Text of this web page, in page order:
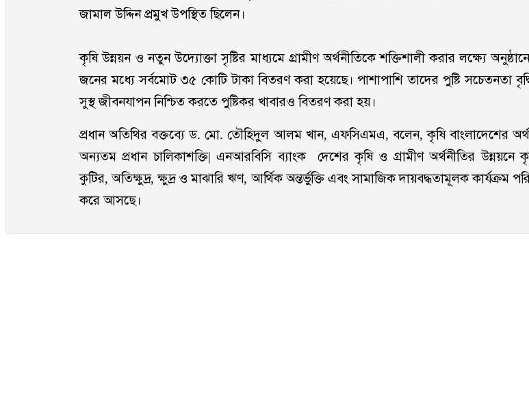
জামাল উদ্দিন প্রমুখ উপস্থিত ছিলেন।
কৃষি উন্নয়ন ও নতুন উদ্যোক্তা সৃষ্টির মাধ্যমে গ্রামীণ অর্থনীতিকে শক্তিশালী করার লক্ষ্যে
জনের মধ্যে সর্বমোট ৩৫ কোটি টাকা বিতরণ করা হয়েছে। পাশাপাশি তাদের পুষ্টি সচেতনতা
সুস্থ জীবনযাপন নিশ্চিত করতে পুষ্টিকর খাবারও বিতরণ করা হয়।
প্রধান অতিথির বক্তব্যে ড. মো. তৌহিদুল আলম খান, এফসিএমএ, বলেন, কৃষি বাংলাদেশের
অন্যতম প্রধান চালিকাশক্তি| এনআরবিসি ব্যাংক দেশের কৃষি ও গ্রামীণ অর্থনীতির উন্নয়নে
কুটির, অতিক্ষুদ্র, ক্ষুদ্র ও মাঝারি ঋণ, আর্থিক অন্তর্ভুক্তি এবং সামাজিক দায়বদ্ধতামূলক কার্যক্রম
করে আসছে।